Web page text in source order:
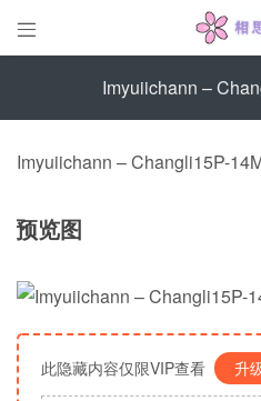

Imyuiichann –
Imyuiichann – Changli15P-
预览图
此隐藏内容仅限VIP查看 升